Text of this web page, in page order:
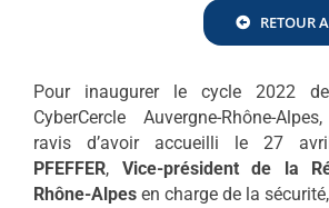
RETOUR
Pour inaugurer le cycle 2022
CyberCercle Auvergne-Rhône-
ravis d’avoir accueilli le 27
PFEFFER, Vice-président de la
Rhône-Alpesen charge de la